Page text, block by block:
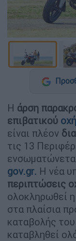
Η άρση
επιβατικού
είναι πλέον
τις 13
gov.gr. Η νέα
περιπτώσεις
ολοκληρωθεί
στα πλαίσια
καταβολής του
καταβληθεί